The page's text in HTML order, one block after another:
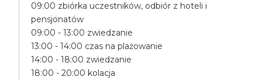
09:00 zbiórka uczestników, odbiór z hoteli i
pensjonatów
09:00 - 13:00 zwiedzanie
13:00 - 14:00 czas na plażowanie
14:00 - 18:00 zwiedzanie
18:00 - 20:00 kolacja